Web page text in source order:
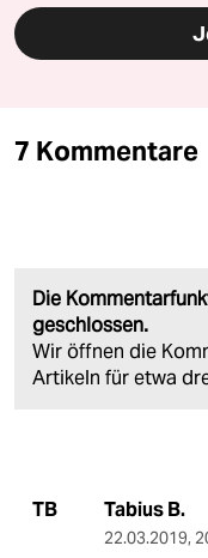
7 Kommentare
Die
geschlossen.
Wir öffnen die
Artikeln für etwa
TB Tabius B.
22.03.2019,